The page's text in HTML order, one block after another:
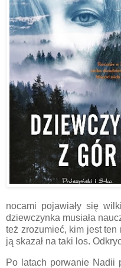
nocami pojawiały się
dziewczynka musiała
też zrozumieć, kim jest ten
ją skazał na taki los.
Po latach porwanie Nadii